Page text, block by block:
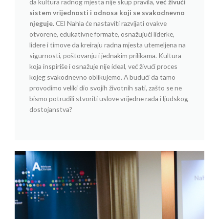
sistem vrijednosti i odnosa koji se svakodnevno
njeguje.CEI Nahla će nastaviti razvijati ovakve
otvorene, edukativne formate, osnažujući liderke,
lidere i timove da kreiraju radna mjesta utemeljena na
sigurnosti, poštovanju i jednakim prilikama. Kultura
koja inspiriše i osnažuje nije ideal, već živući proces
kojeg svakodnevno oblikujemo. A budući da tamo
provodimo veliki dio svojih životnih sati, zašto se ne
bismo potrudili stvoriti uslove vrijedne rada i ljudskog
dostojanstva?